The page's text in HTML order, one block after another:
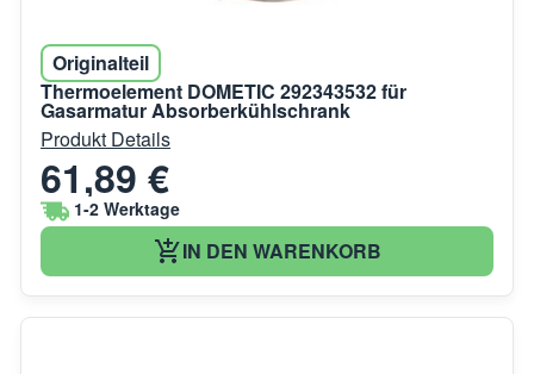
Originalteil
Thermoelement DOMETIC 292343532 für
Gasarmatur Absorberkühlschrank
Produkt Details
61,89 €
1-2 Werktage
IN DEN WARENKORB